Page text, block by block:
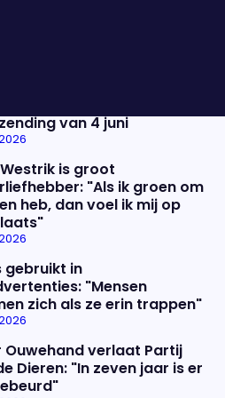
van 4 juni
is groot
"Als ik groen om
heb, dan voel ik mij op
gebruikt in
"Mensen
zich als ze erin trappen"
Ouwehand verlaat Partij
Dieren: "In zeven jaar is er